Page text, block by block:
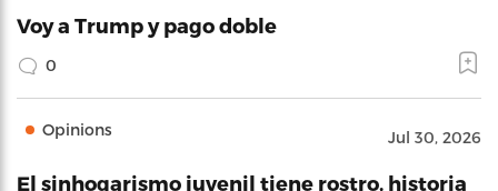
Voy a Trump y pago doble
0
Opinions Jul 30, 2026
El sinhogarismo juvenil tiene rostro, historia